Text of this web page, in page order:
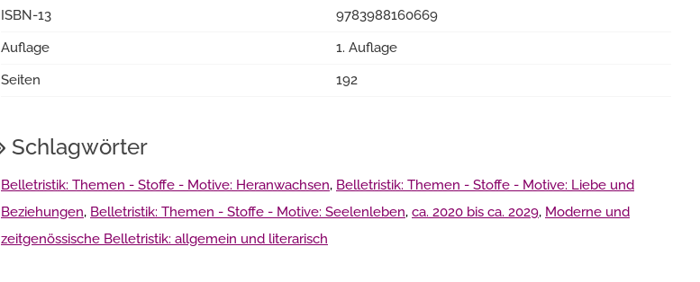
ISBN-13
9783988160669
Auflage
1. Auflage
Seiten
192
Schlagwörter
Belletristik: Themen - Stoffe - Motive: Heranwachsen, Belletristik: Themen - Stoffe - Motive: Liebe und
Beziehungen, Belletristik: Themen - Stoffe - Motive: Seelenleben, ca. 2020 bis ca. 2029, Moderne und
zeitgenössische Belletristik: allgemein und literarisch